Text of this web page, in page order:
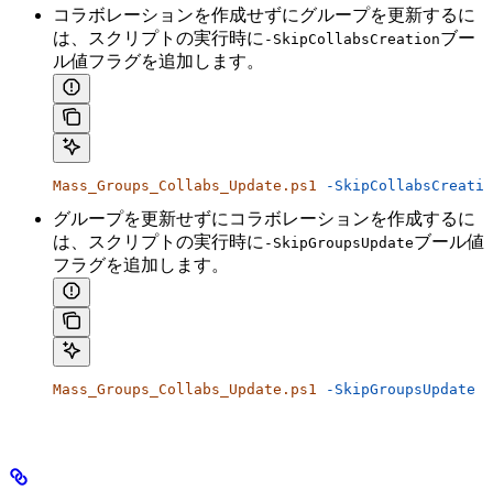
コラボレーションを作成せずにグループを更新するに
は、スクリプトの実行時に -SkipCollabsCreationブー
ル値フラグを追加します。
Mass_Groups_Collabs_Update.ps1 -
グループを更新せずにコラボレーションを作成するに
は、スクリプトの実行時に -SkipGroupsUpdateブール値
フラグを追加します。
Mass_Groups_Collabs_Update.ps1 -SkipGroupsUpdate